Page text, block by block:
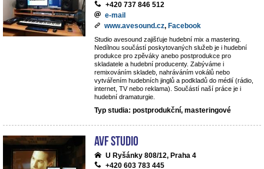
+420 737 846 512
e-mail
www.avesound.cz, Facebook
Studio avesound zajišťuje hudební mix a mastering.
Nedílnou součástí poskytovaných služeb je i hudební
produkce pro zpěváky anebo postprodukce pro
skladatele a hudební producenty. Zabýváme i
remixováním skladeb, nahráváním vokálů nebo
vytvářením hudebních jinglů a podkladů do médií (rádio,
internet, TV nebo reklama). Součástí naší práce je i
hudební dramaturgie.
Typ studia: postprodukční, masteringové
AVF STUDIO
U Ryšánky 808/12, Praha 4
+420 603 783 445